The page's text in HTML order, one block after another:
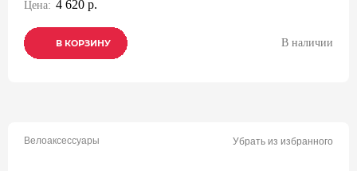
Цена: 4 620 р.
В КОРЗИНУ
В КОРЗИНУ
В КОРЗИНУ В наличии
Велоаксессуары Убрать из избранного